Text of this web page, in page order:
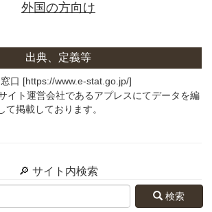
外国の方向け
出典、定義等
口 [https://www.e-stat.go.jp/]
イト運営会社であるアプレスにてデータを編
掲載しております。
🔎 サイト内検索
検索